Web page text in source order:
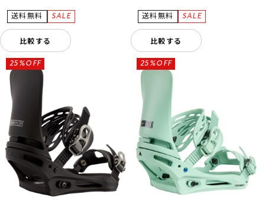
比較する 比較する
25%OFF 25%OFF